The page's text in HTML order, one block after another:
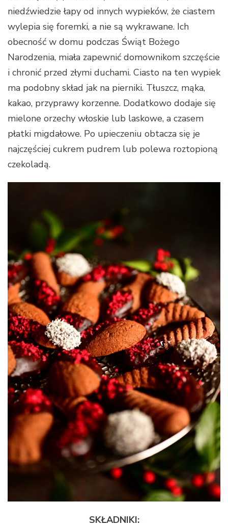
niedźwiedzie łapy od innych wypieków, że ciastem
wylepia się foremki, a nie są wykrawane. Ich
obecność w domu podczas Świąt Bożego
Narodzenia, miała zapewnić domownikom szczęście
i chronić przed złymi duchami. Ciasto na ten wypiek
ma podobny skład jak na pierniki. Tłuszcz, mąka,
kakao, przyprawy korzenne. Dodatkowo dodaje się
mielone orzechy włoskie lub laskowe, a czasem
płatki migdałowe. Po upieczeniu obtacza się je
najczęściej cukrem pudrem lub polewa roztopioną
czekoladą.
SKŁADNIKI: